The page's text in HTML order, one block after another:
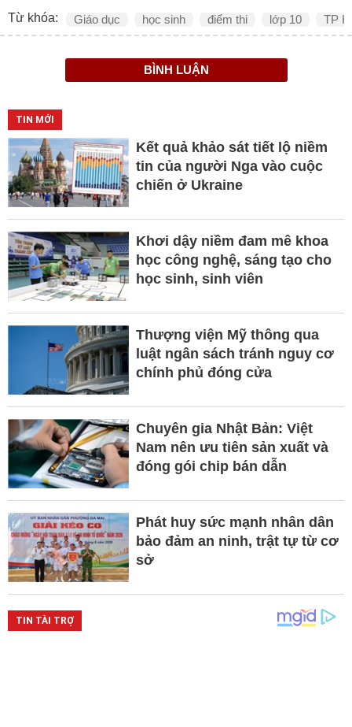
Từ khóa: Giáo dục học sinh điểm thi lớp 10 TP
BÌNH LUẬN
TIN MỚI
Kết quả khảo sát tiết lộ niềm
tin của người Nga vào cuộc
chiến ở Ukraine
Khơi dậy niềm đam mê khoa
học công nghệ, sáng tạo cho
học sinh, sinh viên
Thượng viện Mỹ thông qua
luật ngân sách tránh nguy cơ
chính phủ đóng cửa
Chuyên gia Nhật Bản: Việt
Nam nên ưu tiên sản xuất và
đóng gói chip bán dẫn
Phát huy sức mạnh nhân dân
bảo đảm an ninh, trật tự từ cơ
sở